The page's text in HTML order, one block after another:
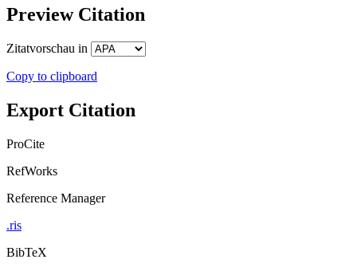
Preview Citation
Zitatvorschau in
Copy to clipboard
Export Citation
ProCite
RefWorks
Reference Manager
.ris
BibTeX